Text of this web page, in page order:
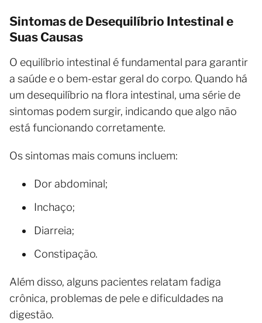
Sintomas de Desequilíbrio Intestinal e
Suas Causas
O equilíbrio intestinal é fundamental para garantir
a saúde e o bem-estar geral do corpo. Quando há
um desequilíbrio na flora intestinal, uma série de
sintomas podem surgir, indicando que algo não
está funcionando corretamente.
Os sintomas mais comuns incluem:
Dor abdominal;
Inchaço;
Diarreia;
Constipação.
Além disso, alguns pacientes relatam fadiga
crônica, problemas de pele e dificuldades na
digestão.